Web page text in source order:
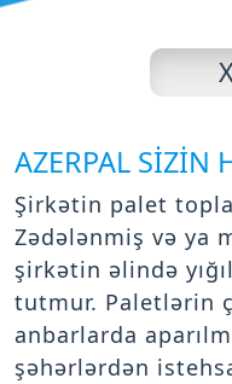
AZERPAL SİZİN
Şirkətin palet
Zədələnmiş və ya
şirkətin əlində
tutmur. Paletlərin
anbarlarda
şəhərlərdən